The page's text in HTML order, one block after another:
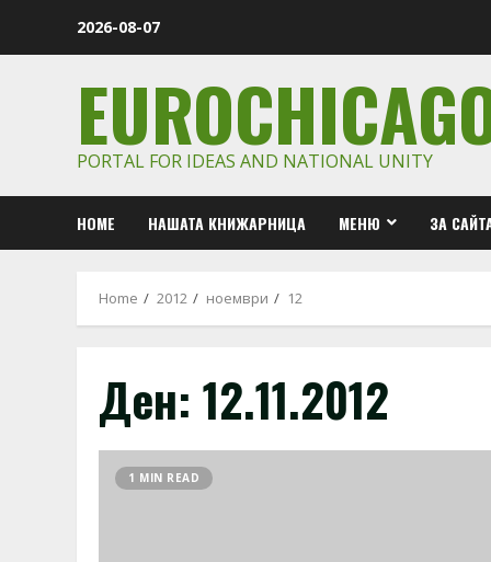
2026-08-07
PORTAL FOR IDEAS AND NATIONAL UNITY
HOME НАШАТА КНИЖАРНИЦА МЕНЮ ЗА
Home 2012 ноември 12
Ден: 12.11.2012
1 MIN READ